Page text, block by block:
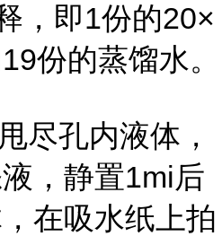
，即1份的20×
份的蒸馏水。
尽孔内液体，
，静置1mi后
在吸水纸上拍